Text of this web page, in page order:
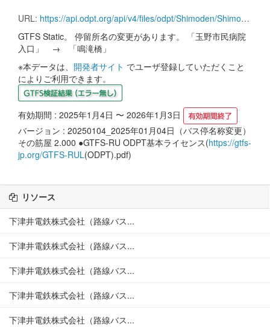
URL: https://api.odpt.org/api/v4/files/odpt/Shimoden/Shimoden_BUS_GTFS_Realtime.zip?date=20250104&acl:consumerKey=[アクセストークン/YOUR_ACCESS_TOKEN]
GTFS Static。 停留所名の変更があります。 「玉野市民病院
入口」 → 「鳴滝橋」
※本データは、 開発者サイト でユーザ登録していただくこと
によりご利用できます。
有効期間 : 2025年1月4日 〜 2026年1月3日
バージョン : 20250104_2025年01月04日（バス停名称変更）
その筋屋 2.000 ●GTFS-RU ODPT基本ライセンス(https://gtfs-
jp.org/GTFS-RUL(ODPT).pdf)
リソース
下津井電鉄株式会社（路線バス...
下津井電鉄株式会社（路線バス...
下津井電鉄株式会社（路線バス...
下津井電鉄株式会社（路線バス...
下津井電鉄株式会社（路線バス...